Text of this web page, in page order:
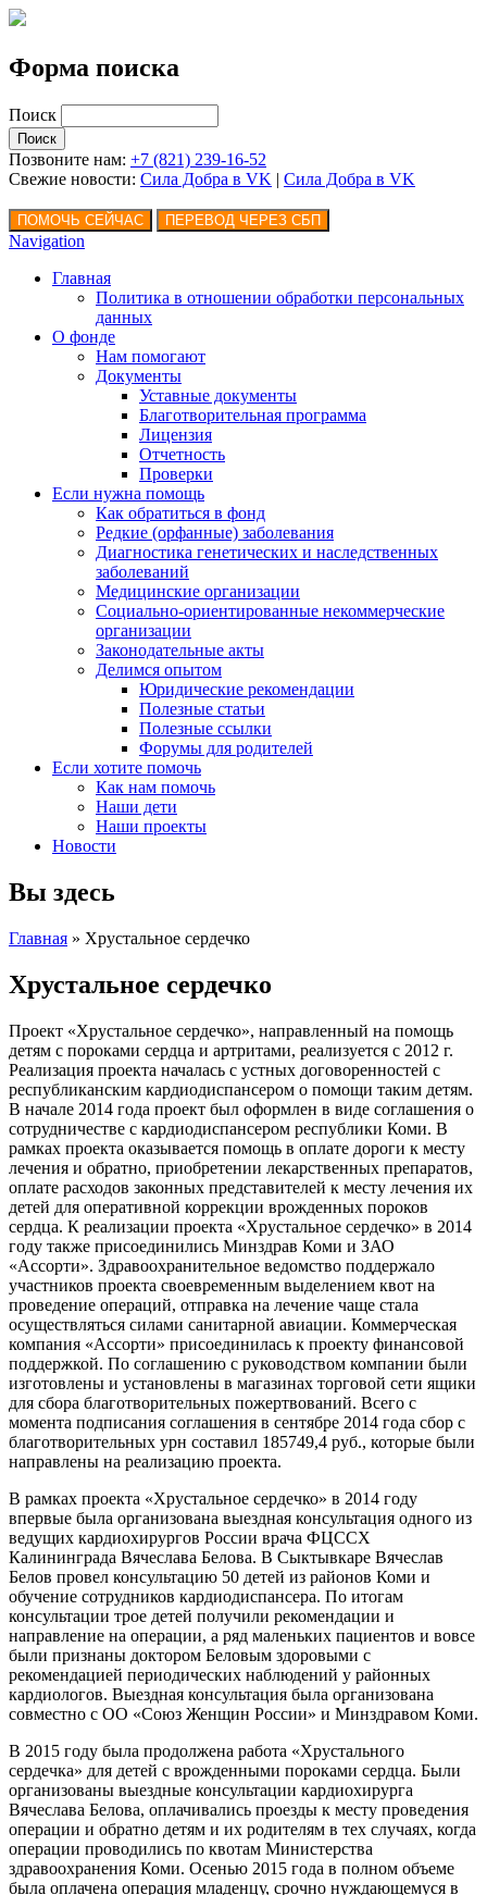
Форма поиска
Поиск
Позвоните нам: +7 (821) 239-16-52
Свежие новости: Сила Добра в VK | Сила Добра в VK
Navigation
Главная
Политика в отношении обработки персональных
данных
О фонде
Нам помогают
Документы
Уставные документы
Благотворительная программа
Лицензия
Отчетность
Проверки
Если нужна помощь
Как обратиться в фонд
Редкие (орфанные) заболевания
Диагностика генетических и наследственных
заболеваний
Медицинские организации
Социально-ориентированные некоммерческие
организации
Законодательные акты
Делимся опытом
Юридические рекомендации
Полезные статьи
Полезные ссылки
Форумы для родителей
Если хотите помочь
Как нам помочь
Наши дети
Наши проекты
Новости
Вы здесь
Главная » Хрустальное сердечко
Хрустальное сердечко
Проект «Хрустальное сердечко», направленный на помощь
детям с пороками сердца и артритами, реализуется с 2012 г.
Реализация проекта началась с устных договоренностей с
республиканским кардиодиспансером о помощи таким детям.
В начале 2014 года проект был оформлен в виде соглашения о
сотрудничестве с кардиодиспансером республики Коми. В
рамках проекта оказывается помощь в оплате дороги к месту
лечения и обратно, приобретении лекарственных препаратов,
оплате расходов законных представителей к месту лечения их
детей для оперативной коррекции врожденных пороков
сердца. К реализации проекта «Хрустальное сердечко» в 2014
году также присоединились Минздрав Коми и ЗАО
«Ассорти». Здравоохранительное ведомство поддержало
участников проекта своевременным выделением квот на
проведение операций, отправка на лечение чаще стала
осуществляться силами санитарной авиации. Коммерческая
компания «Ассорти» присоединилась к проекту финансовой
поддержкой. По соглашению с руководством компании были
изготовлены и установлены в магазинах торговой сети ящики
для сбора благотворительных пожертвований. Всего с
момента подписания соглашения в сентябре 2014 года сбор с
благотворительных урн составил 185749,4 руб., которые были
направлены на реализацию проекта.
В рамках проекта «Хрустальное сердечко» в 2014 году
впервые была организована выездная консультация одного из
ведущих кардиохирургов России врача ФЦССХ
Калининграда Вячеслава Белова. В Сыктывкаре Вячеслав
Белов провел консультацию 50 детей из районов Коми и
обучение сотрудников кардиодиспансера. По итогам
консультации трое детей получили рекомендации и
направление на операции, а ряд маленьких пациентов и вовсе
были признаны доктором Беловым здоровыми с
рекомендацией периодических наблюдений у районных
кардиологов. Выездная консультация была организована
совместно с ОО «Союз Женщин России» и Минздравом Коми.
В 2015 году была продолжена работа «Хрустального
сердечка» для детей с врожденными пороками сердца. Были
организованы выездные консультации кардиохирурга
Вячеслава Белова, оплачивались проезды к месту проведения
операции и обратно детям и их родителям в тех случаях, когда
операции проводились по квотам Министерства
здравоохранения Коми. Осенью 2015 года в полном объеме
была оплачена операция младенцу, срочно нуждающемуся в